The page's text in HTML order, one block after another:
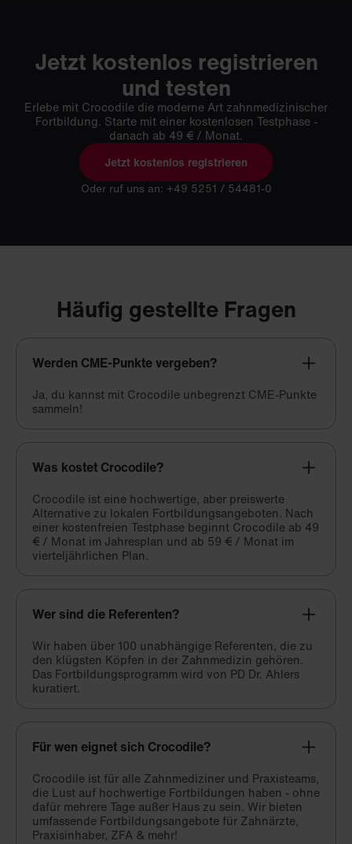
Jetzt kostenlos registrieren
und testen
Erlebe mit Crocodile die moderne Art zahnmedizinischer
Fortbildung. Starte mit einer kostenlosen Testphase -
danach ab 49 € / Monat.
Jetzt kostenlos registrieren
Oder ruf uns an: +49 5251 / 54481-0
Häufig gestellte Fragen
Werden CME-Punkte vergeben?
Ja, du kannst mit Crocodile unbegrenzt CME-Punkte
sammeln!
Was kostet Crocodile?
Crocodile ist eine hochwertige, aber preiswerte
Alternative zu lokalen Fortbildungsangeboten. Nach
einer kostenfreien Testphase beginnt Crocodile ab 49
€ / Monat im Jahresplan und ab 59 € / Monat im
vierteljährlichen Plan.
Wer sind die Referenten?
Wir haben über 100 unabhängige Referenten, die zu
den klügsten Köpfen in der Zahnmedizin gehören.
Das Fortbildungsprogramm wird von PD Dr. Ahlers
kuratiert.
Für wen eignet sich Crocodile?
Crocodile ist für alle Zahnmediziner und Praxisteams,
die Lust auf hochwertige Fortbildungen haben - ohne
dafür mehrere Tage außer Haus zu sein. Wir bieten
umfassende Fortbildungsangebote für Zahnärzte,
Praxisinhaber, ZFA & mehr!